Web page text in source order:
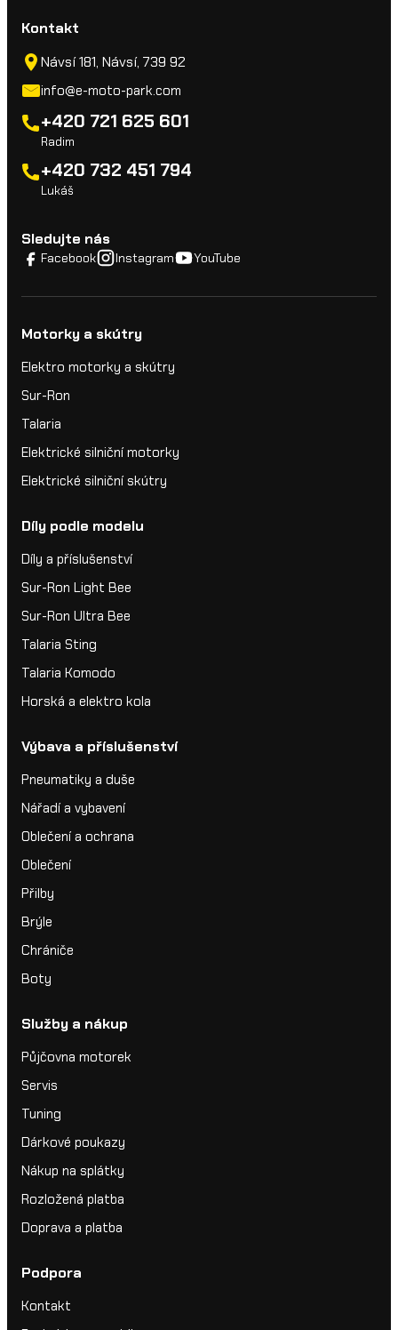
Kontakt
Návsí 181, Návsí, 739 92
info@e-moto-park.com
+420 721 625 601
Radim
+420 732 451 794
Lukáš
Sledujte nás
Facebook Instagram YouTube
Motorky a skútry
Elektro motorky a skútry
Sur-Ron
Talaria
Elektrické silniční motorky
Elektrické silniční skútry
Díly podle modelu
Díly a příslušenství
Sur-Ron Light Bee
Sur-Ron Ultra Bee
Talaria Sting
Talaria Komodo
Horská a elektro kola
Výbava a příslušenství
Pneumatiky a duše
Nářadí a vybavení
Oblečení a ochrana
Oblečení
Přilby
Brýle
Chrániče
Boty
Služby a nákup
Půjčovna motorek
Servis
Tuning
Dárkové poukazy
Nákup na splátky
Rozložená platba
Doprava a platba
Podpora
Kontakt